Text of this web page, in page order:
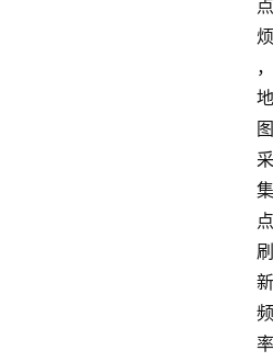
点
烦
，
地
图
采
集
点
刷
新
频
率